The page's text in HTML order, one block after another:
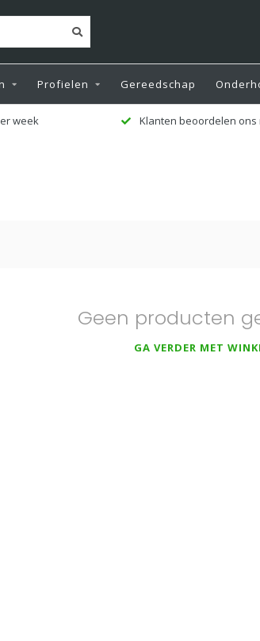
Profielen Gereedschap
week Klanten beoordelen ons
Geen producten
GA VERDER MET